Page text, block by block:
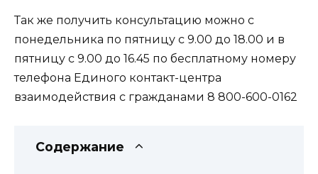
Так же получить консультацию можно с
понедельника по пятницу с 9.00 до 18.00 и в
пятницу с 9.00 до 16.45 по бесплатному номеру
телефона Единого контакт-центра
взаимодействия с гражданами 8 800-600-0162
Содержание